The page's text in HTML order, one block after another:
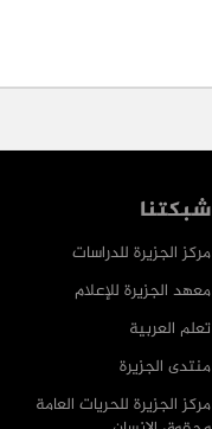
شبكتنا
مركز الجزيرة للدراسات
معهد الجزيرة للإعلام
تعلم العربية
منتدى الجزيرة
مركز الجزيرة للحريات العامة